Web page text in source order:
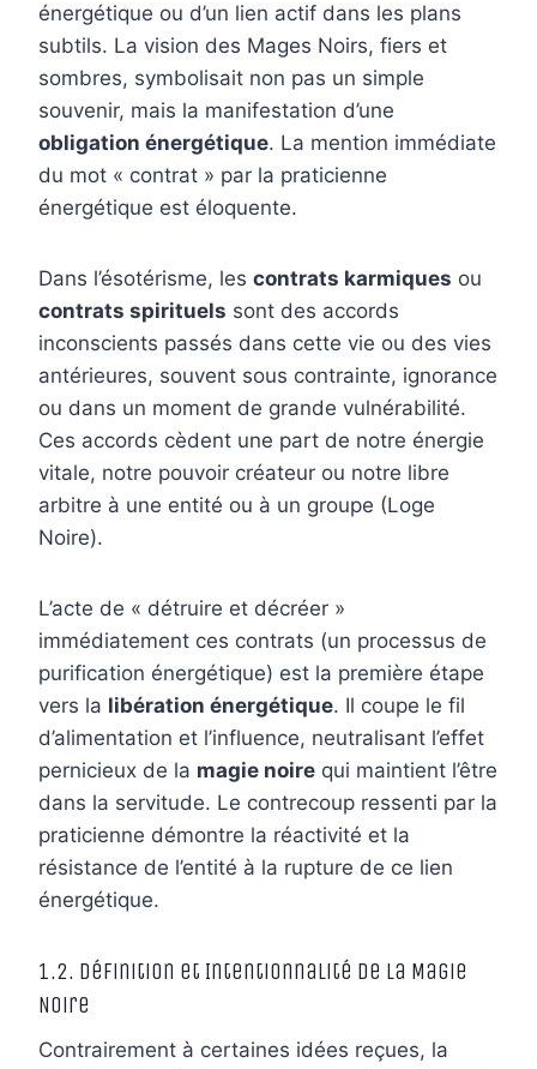
énergétique ou d’un lien actif dans les plans
subtils. La vision des Mages Noirs, fiers et
sombres, symbolisait non pas un simple
souvenir, mais la manifestation d’une
obligation énergétique. La mention immédiate
du mot « contrat » par la praticienne
énergétique est éloquente.
Dans l’ésotérisme, les contrats karmiques ou
contrats spirituels sont des accords
inconscients passés dans cette vie ou des vies
antérieures, souvent sous contrainte, ignorance
ou dans un moment de grande vulnérabilité.
Ces accords cèdent une part de notre énergie
vitale, notre pouvoir créateur ou notre libre
arbitre à une entité ou à un groupe (Loge
Noire).
L’acte de « détruire et décréer »
immédiatement ces contrats (un processus de
purification énergétique) est la première étape
vers la libération énergétique. Il coupe le fil
d’alimentation et l’influence, neutralisant l’effet
pernicieux de la magie noire qui maintient l’être
dans la servitude. Le contrecoup ressenti par la
praticienne démontre la réactivité et la
résistance de l’entité à la rupture de ce lien
énergétique.
1.2. Définition et Intentionnalité de la Magie
Noire
Contrairement à certaines idées reçues, la